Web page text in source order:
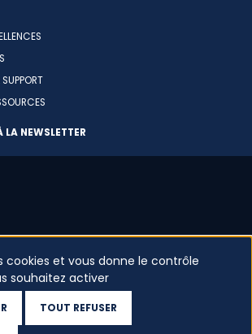
LA NEWSLETTER
conforme
cookies et vous donne le contrôle
souhaitez activer
TOUT REFUSER